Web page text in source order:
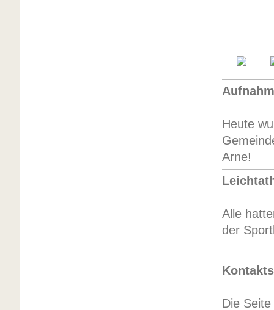
Heute
Arne!
Alle
der
Die